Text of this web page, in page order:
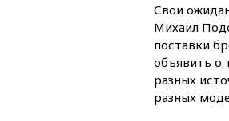
Свои
Михаил
поставки
объявить о
разных
разных